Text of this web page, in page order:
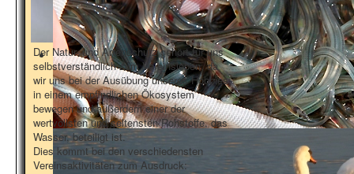
Der Natur- und Artenschutz gehört für uns
selbstverständlich zum Vereinsleben, da
wir uns bei der Ausübung unseres Hobbies
in einem empfindlichen Ökosystem
bewegen und außerdem einer der
wertvollsten und seltensten Rohstoffe, das
Wasser, beteiligt ist.
Dies kommt bei den verschiedensten
Vereinsaktivitäten zum Ausdruck: